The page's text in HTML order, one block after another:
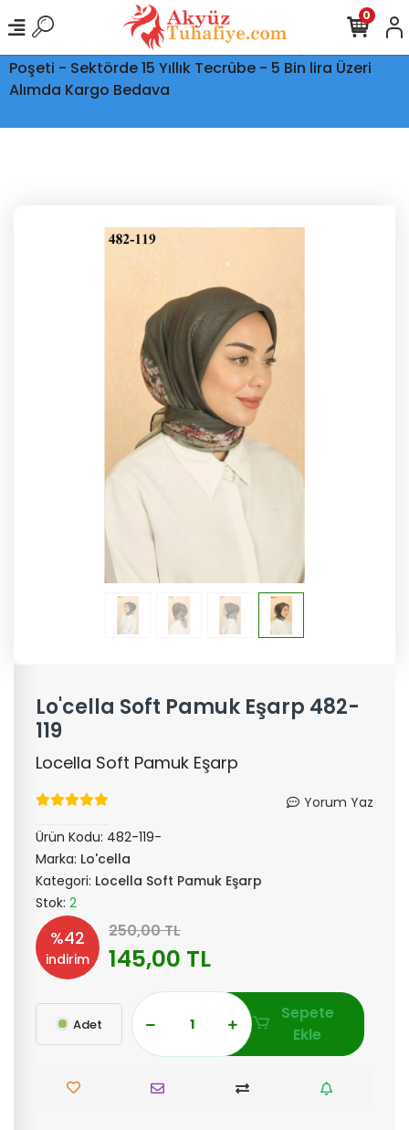
Ptt Kargo İle Tüm Türkiye'ye Teslimat - Şeffaf Kargo
Poşeti - Sektörde 15 Yıllık Tecrübe - 5 Bin lira Üzeri
Alımda Kargo Bedava
0
Lo'cella Soft Pamuk Eşarp 482-
119
Locella Soft Pamuk Eşarp
Yorum Yaz
Ürün Kodu: 482-119-
Marka: Lo'cella
Kategori: Locella Soft Pamuk Eşarp
Stok: 2
%42
indirim
250,00 TL
145,00 TL
Adet
Sepete
Ekle